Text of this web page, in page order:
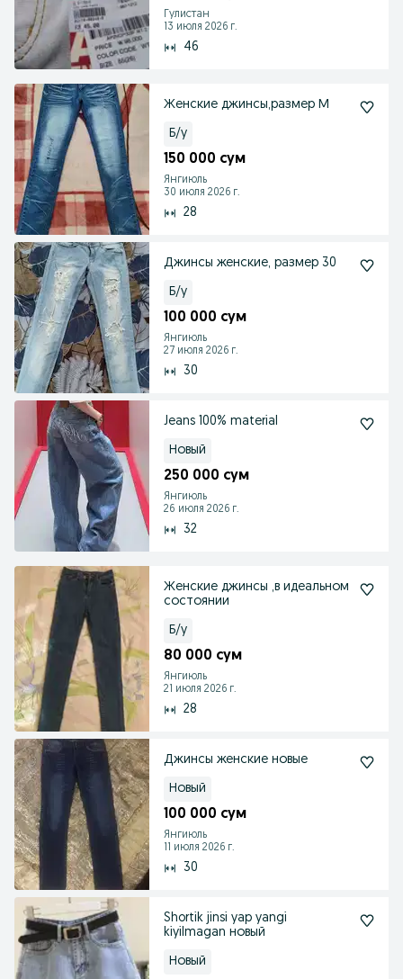
Гулистан
13 июля 2026 г.
46
Женские джинсы,размер М
Б/у
150 000 сум
Янгиюль
30 июля 2026 г.
28
Джинсы женские, размер 30
Б/у
100 000 сум
Янгиюль
27 июля 2026 г.
30
Jeans 100% material
Новый
250 000 сум
Янгиюль
26 июля 2026 г.
32
Женские джинсы ,в идеальном
состоянии
Б/у
80 000 сум
Янгиюль
21 июля 2026 г.
28
Джинсы женские новые
Новый
100 000 сум
Янгиюль
11 июля 2026 г.
30
Shortik jinsi yap yangi
kiyilmagan новый
Новый